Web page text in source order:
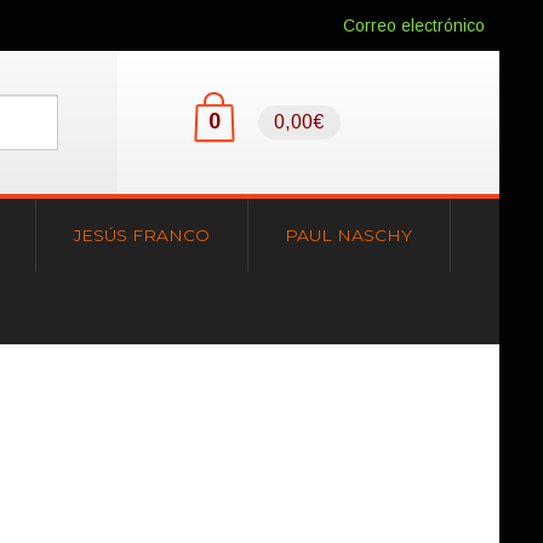
Correo electrónico
0 0,00€
JESÚS FRANCO PAUL NASCHY